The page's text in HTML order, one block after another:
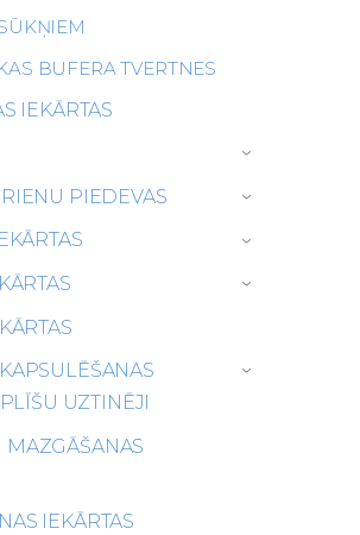
BUFERA TVERTNES
IEKĀRTAS
›
PIEDEVAS ›
›
›
UZTINĒJI
›
IEKĀRTAS